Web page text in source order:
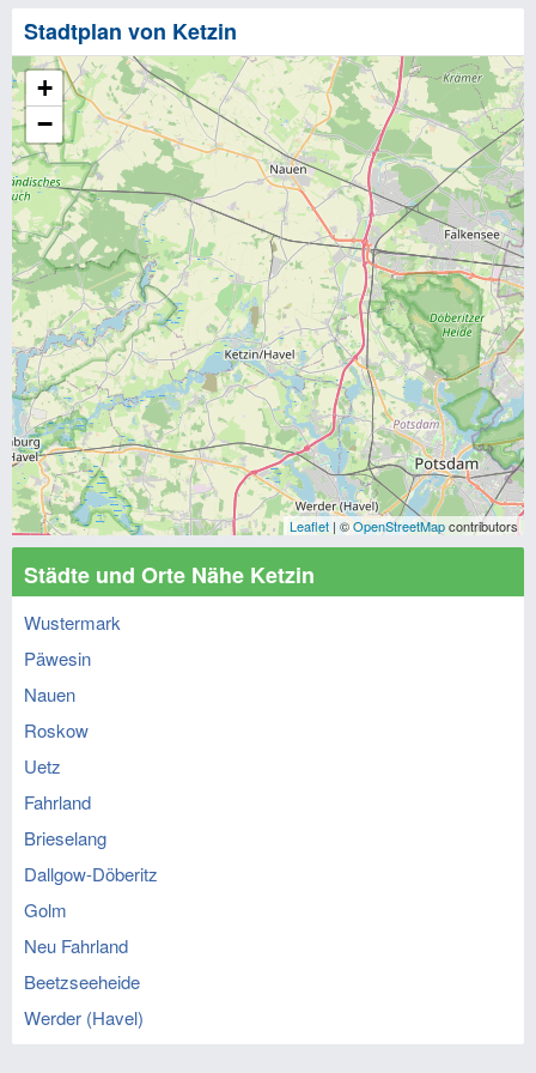
Stadtplan von Ketzin
+
−
Leaflet | ©OpenStreetMapcontributors
Städte und Orte Nähe Ketzin
Wustermark
Päwesin
Nauen
Roskow
Uetz
Fahrland
Brieselang
Dallgow-Döberitz
Golm
Neu Fahrland
Beetzseeheide
Werder (Havel)